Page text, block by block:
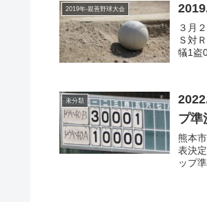
2019年-親善野球大会
３月
Ｓ対
犠1盗
未分類
プ準
熊本
表決
ップ